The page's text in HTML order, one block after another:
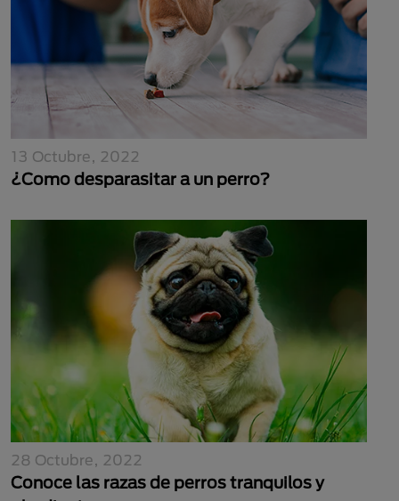
13 Octubre, 2022
¿Como desparasitar a un perro?
28 Octubre, 2022
Conoce las razas de perros tranquilos y